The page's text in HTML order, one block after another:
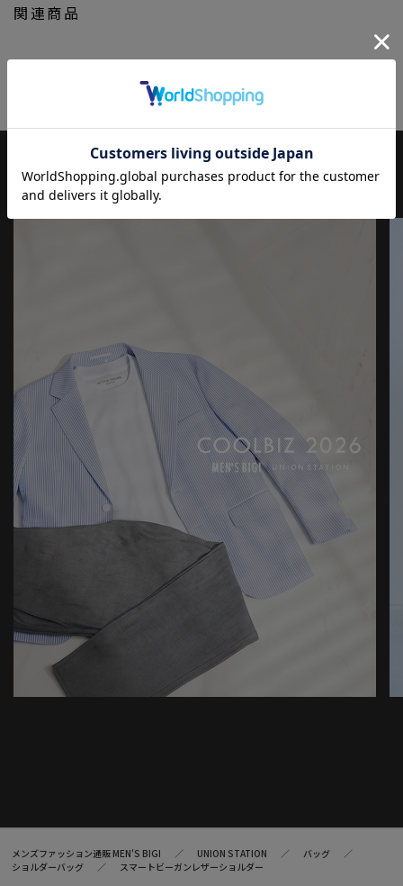
ルに
・シンプルな装いにプラスして、コーデ全体を引き締めるアクセ
ントとして活躍
【UNION STATION by mens bigi/ユニオンステーション バイ メン
ズビギ】
アメリカントラッドを軸にアメリカンカルチャー、ストリート、
ワーク、アウトドアといった多様なスタイル・文化を柔軟に取り
入れながら、現代の大人にふさわしいファッションを追求するブ
ランドです。
関連商品
JOURNAL もっと見る
メンズファッション通販 MEN'S BIGI UNION STATION
バッグ
ショルダーバッグ
スマートビーガンレザーショルダー